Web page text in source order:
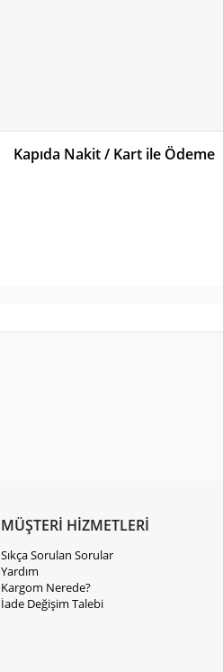
Kapıda Nakit / Kart ile Ödeme
MÜŞTERİ HİZMETLERİ
Sıkça Sorulan Sorular
Yardım
Kargom Nerede?
İade Değişim Talebi